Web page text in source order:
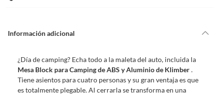
Información adicional
¿Día de camping? Echa todo a la maleta del auto, incluida la
Mesa Block para Camping de ABS y Aluminio de Klimber.
Tiene asientos para cuatro personas y su gran ventaja es que
es totalmente plegable. Al cerrarla se transforma en una